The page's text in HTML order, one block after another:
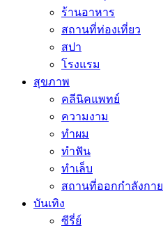
ร้านอาหาร
สถานที่ท่องเที่ยว
สปา
โรงแรม
สุขภาพ
คลีนิคแพทย์
ความงาม
ทำผม
ทำฟัน
ทำเล็บ
สถานที่ออกกำลังกาย
บันเทิง
ซีรี่ย์